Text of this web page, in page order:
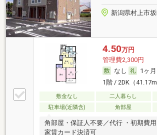
新潟県村上市
4.50万円
管理費2,300円
なし
1ヶ月
1階 / 2DK（41.17m
敷金なし 二人暮らし
駐車場(近隣含)
角部屋
角部屋・保証人不要／代行 ・初期費用
家賃カード決済可